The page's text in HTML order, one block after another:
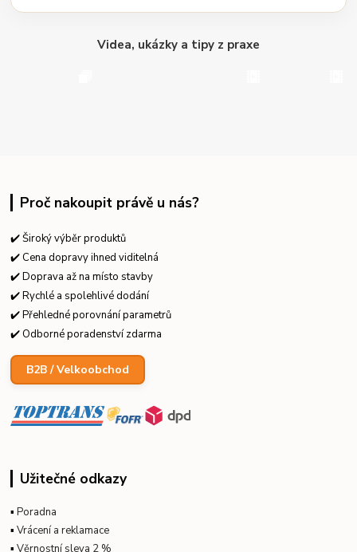
Videa, ukázky a tipy z praxe
Proč nakoupit právě u nás?
✔️ Široký výběr produktů
✔️ Cena dopravy ihned viditelná
✔️ Doprava až na místo stavby
✔️ Rychlé a spolehlivé dodání
✔️ Přehledné porovnání parametrů
✔️ Odborné poradenství zdarma
B2B / Velkoobchod
Užitečné odkazy
▪Poradna
▪Vrácení a reklamace
▪Věrnostní sleva 2 %